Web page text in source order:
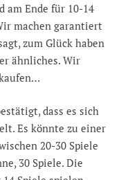
am Ende für 10-14
machen garantiert
zum Glück haben
ähnliches. Wir
dass es sich
Es könnte zu einer
20-30 Spiele
30 Spiele. Die